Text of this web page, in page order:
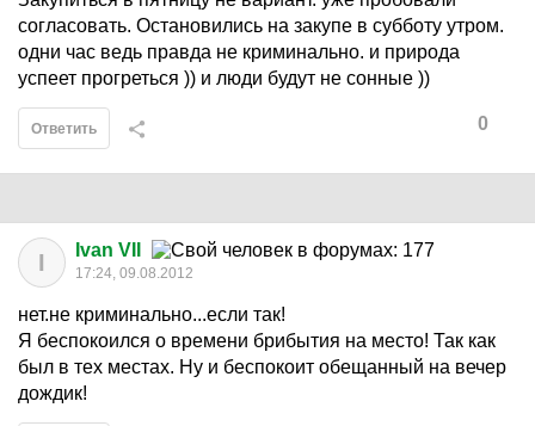
согласовать. Остановились на закупе в субботу утром.
одни час ведь правда не криминально. и природа
успеет прогреться )) и люди будут не сонные ))
0
Ответить
I Ivan VII
17:24, 09.08.2012
нет.не криминально...если так!
Я беспокоился о времени брибытия на место! Так как
был в тех местах. Ну и беспокоит обещанный на вечер
дождик!